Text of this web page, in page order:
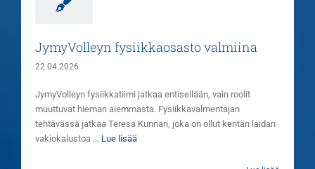
JymyVolleyn fysiikkaosasto valmiina
22.04.2026
JymyVolleyn fysiikkatiimi jatkaa entisellään, vain roolit
muuttuvat hieman aiemmasta. Fysiikkavalmentajan
tehtävässä jatkaa Teresa Kunnari, joka on ollut kentän laidan
vakiokalustoa ... Lue lisää